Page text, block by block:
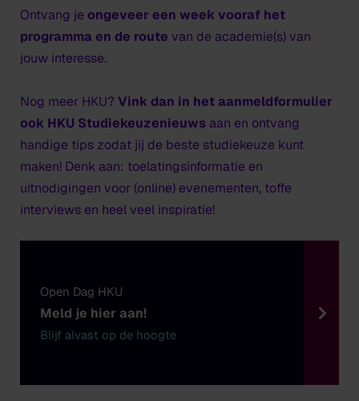
Ontvang je ongeveer een week vooraf het
programma en de route van de academie(s) van
jouw interesse.
Nog meer HKU? Vink dan in het aanmeldformulier
ook HKU Studiekeuzenieuws aan en ontvang
handige tips zodat jij de beste studiekeuze kunt
maken! Denk aan: toelatingsinformatie en
uitnodigingen voor (online) evenementen, toffe
interviews en heel veel inspiratie!
Open Dag HKU
Meld je hier aan!
Blijf alvast op de hoogte